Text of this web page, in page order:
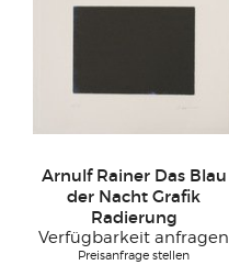
Arnulf Rainer Das Blau
der Nacht Grafik
Radierung
Verfügbarkeit anfragen
Preisanfrage stellen